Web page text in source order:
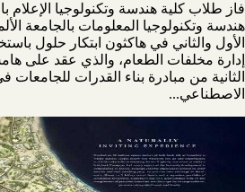
فاز طلاب كلية هندسة وتكنولوجيا الإعلام
هندسة وتكنولوجيا المعلومات بالجامعة
الأول والثاني في هاكثون ابتكار حلول
إدارة مخلفات الطعام، والذي عقد على
الثانية من مبادرة بناء القدرات للجامعات
الاصطناعي...